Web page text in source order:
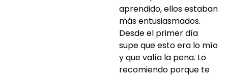
aprendido, ellos estaban
más entusiasmados.
Desde el primer día
supe que esto era lo mío
y que valía la pena. Lo
recomiendo porque te